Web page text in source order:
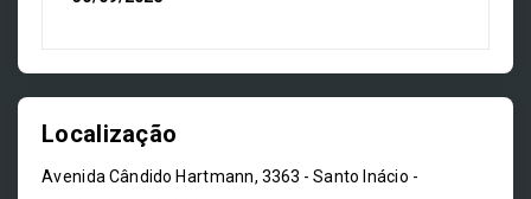
Localização
Avenida Cândido Hartmann, 3363 - Santo Inácio -